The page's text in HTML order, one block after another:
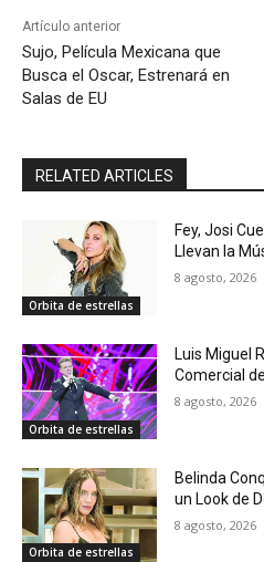
Artículo anterior
Sujo, Película Mexicana que
Busca el Oscar, Estrenará en
Salas de EU
RELATED ARTICLES
Orbita de estrellas
Fey, Josi
Llevan la
8 agosto, 2026
Orbita de estrellas
Luis Miguel
Comercial
8 agosto, 2026
Orbita de estrellas
Belinda
un Look de
8 agosto, 2026